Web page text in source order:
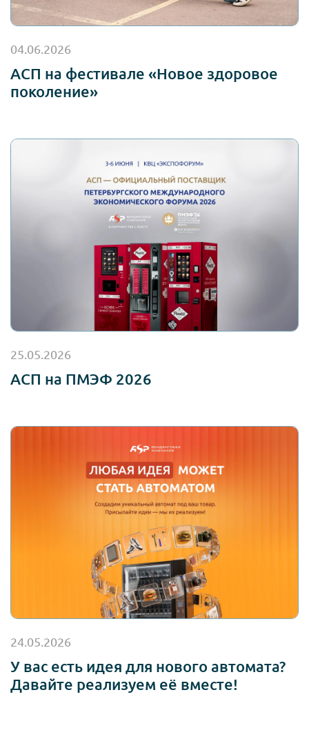
04.06.2026
АСП на фестивале «Новое здоровое
поколение»
25.05.2026
АСП на ПМЭФ 2026
24.05.2026
У вас есть идея для нового автомата?
Давайте реализуем её вместе!